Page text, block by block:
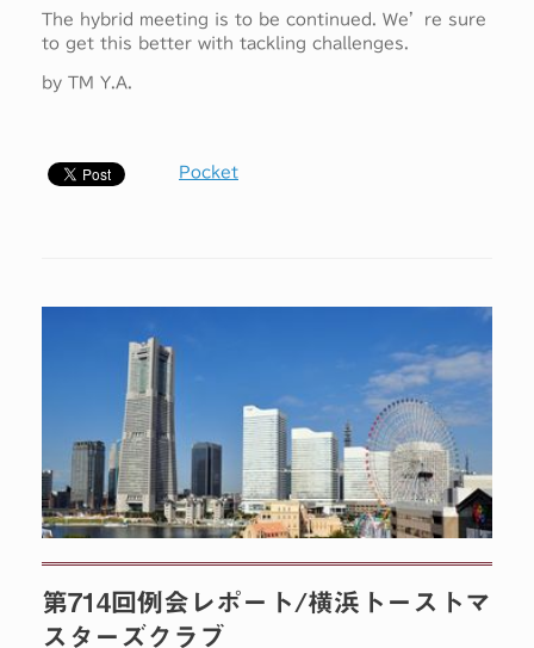
The hybrid meeting is to be continued. We’re sure
to get this better with tackling challenges.
by TM Y.A.
Pocket
第714回例会レポート/横浜トーストマ
スターズクラブ